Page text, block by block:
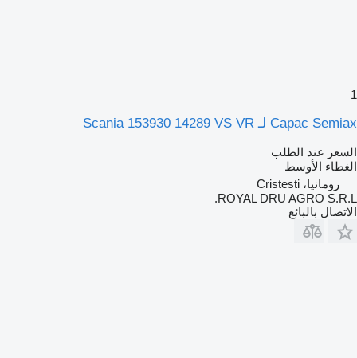
1
Capac Semiax لـ Scania 153930 14289 VS VR
السعر عند الطلب
الغطاء الأوسط
رومانيا، Cristesti
ROYAL DRU AGRO S.R.L.
الاتصال بالبائع